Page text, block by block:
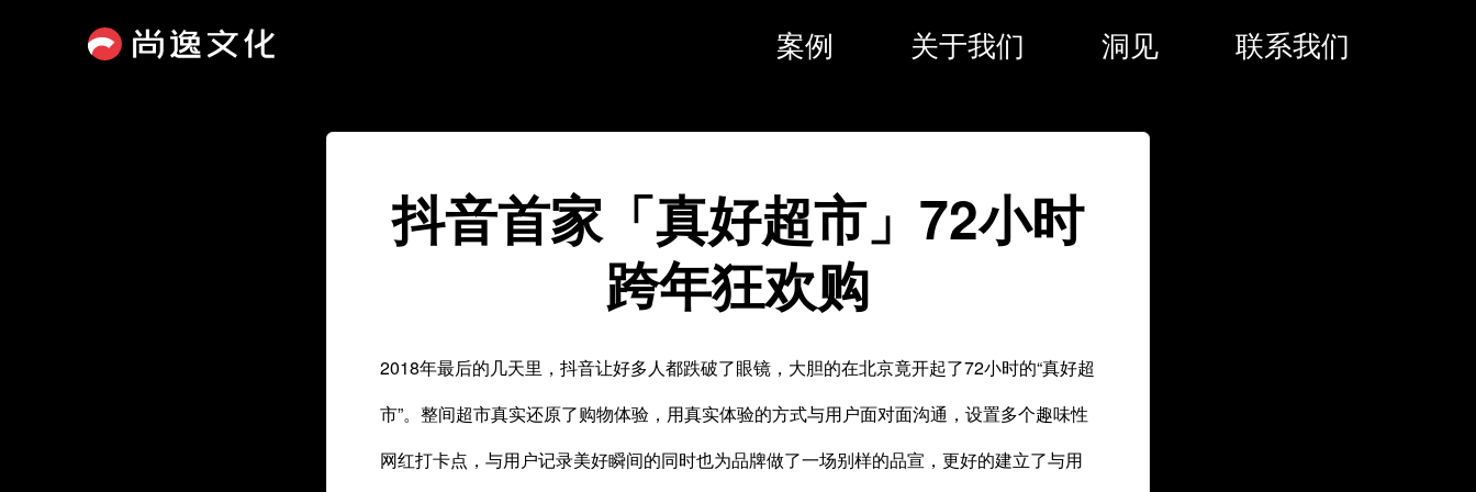
案例 关于我们 洞见 联系我们
抖音首家「真好超市」72小时
跨年狂欢购
2018年最后的几天里，抖音让好多人都跌破了眼镜，大胆的在北京竟开起了72小时的“真好超
市”。整间超市真实还原了购物体验，用真实体验的方式与用户面对面沟通，设置多个趣味性
网红打卡点，与用户记录美好瞬间的同时也为品牌做了一场别样的品宣，更好的建立了与用